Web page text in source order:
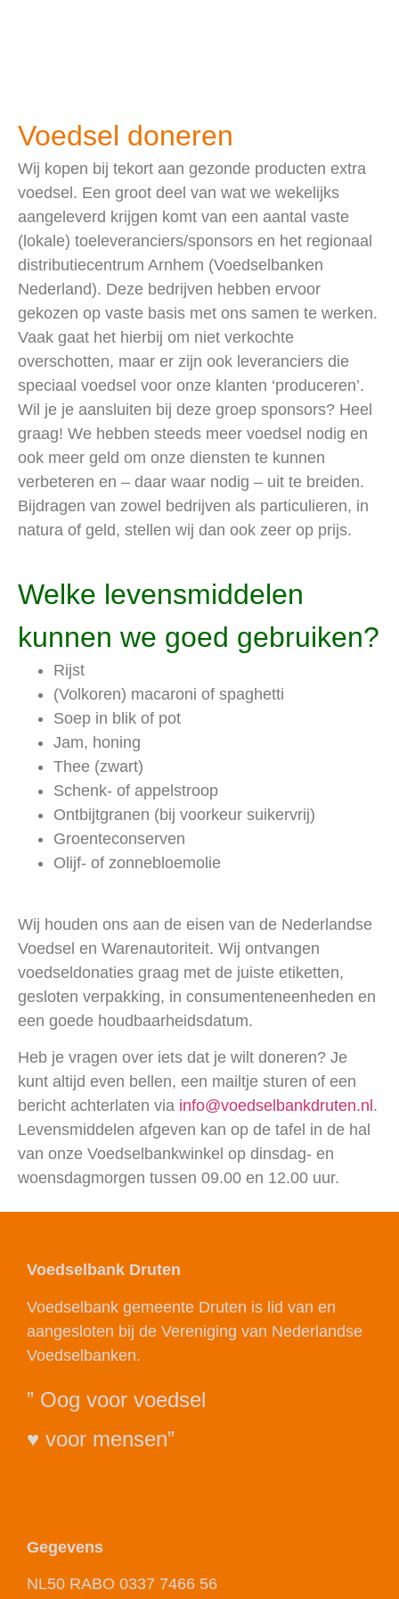
Voedsel doneren
Wij kopen bij tekort aan gezonde producten extra
voedsel. Een groot deel van wat we wekelijks
aangeleverd krijgen komt van een aantal vaste
(lokale) toeleveranciers/sponsors en het regionaal
distributiecentrum Arnhem (Voedselbanken
Nederland). Deze bedrijven hebben ervoor
gekozen op vaste basis met ons samen te werken.
Vaak gaat het hierbij om niet verkochte
overschotten, maar er zijn ook leveranciers die
speciaal voedsel voor onze klanten ‘produceren’.
Wil je je aansluiten bij deze groep sponsors? Heel
graag! We hebben steeds meer voedsel nodig en
ook meer geld om onze diensten te kunnen
verbeteren en – daar waar nodig – uit te breiden.
Bijdragen van zowel bedrijven als particulieren, in
natura of geld, stellen wij dan ook zeer op prijs.
Welke levensmiddelen
kunnen we goed gebruiken?
Rijst
(Volkoren) macaroni of spaghetti
Soep in blik of pot
Jam, honing
Thee (zwart)
Schenk- of appelstroop
Ontbijtgranen (bij voorkeur suikervrij)
Groenteconserven
Olijf- of zonnebloemolie
Wij houden ons aan de eisen van de Nederlandse
Voedsel en Warenautoriteit. Wij ontvangen
voedseldonaties graag met de juiste etiketten,
gesloten verpakking, in consumenteneenheden en
een goede houdbaarheidsdatum.
Heb je vragen over iets dat je wilt doneren? Je
kunt altijd even bellen, een mailtje sturen of een
bericht achterlaten via info@voedselbankdruten.nl.
Levensmiddelen afgeven kan op de tafel in de hal
van onze Voedselbankwinkel op dinsdag- en
woensdagmorgen tussen 09.00 en 12.00 uur.
Voedselbank Druten
Voedselbank gemeente Druten is lid van en
aangesloten bij de Vereniging van Nederlandse
Voedselbanken.
” Oog voor voedsel
♥ voor mensen”
Gegevens
NL50 RABO 0337 7466 56